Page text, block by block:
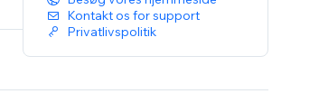
Kontakt os for support
Privatlivspolitik